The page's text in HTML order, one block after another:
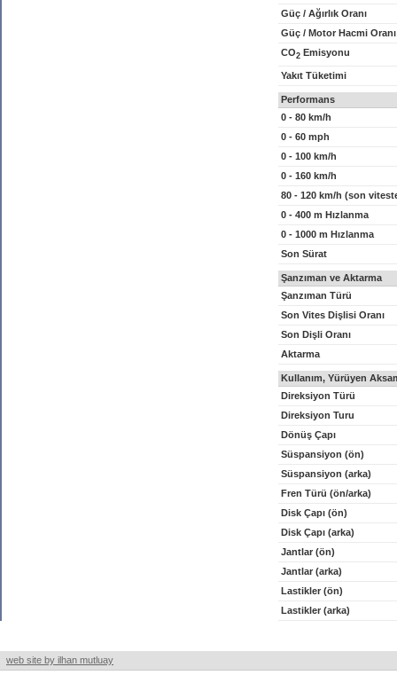
Güç / Ağırlık Oranı
Güç / Motor Hacmi Oranı
CO2 Emisyonu
Yakıt Tüketimi
Performans
0 - 80 km/h
0 - 60 mph
0 - 100 km/h
0 - 160 km/h
80 - 120 km/h (son
0 - 400 m Hızlanma
0 - 1000 m Hızlanma
Son Sürat
Şanzıman ve Aktarma
Şanzıman Türü
Son Vites Dişlisi Oranı
Son Dişli Oranı
Aktarma
Kullanım, Yürüyen
Direksiyon Türü
Direksiyon Turu
Dönüş Çapı
Süspansiyon (ön)
Süspansiyon (arka)
Fren Türü (ön/arka)
Disk Çapı (ön)
Disk Çapı (arka)
Jantlar (ön)
Jantlar (arka)
Lastikler (ön)
Lastikler (arka)
web site by ilhan mutluay